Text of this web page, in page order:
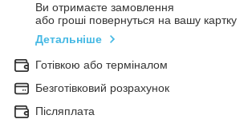
Ви отримаєте замовлення
або гроші повернуться на вашу картку
Детальніше
Готівкою або терміналом
Безготівковий розрахунок
Післяплата